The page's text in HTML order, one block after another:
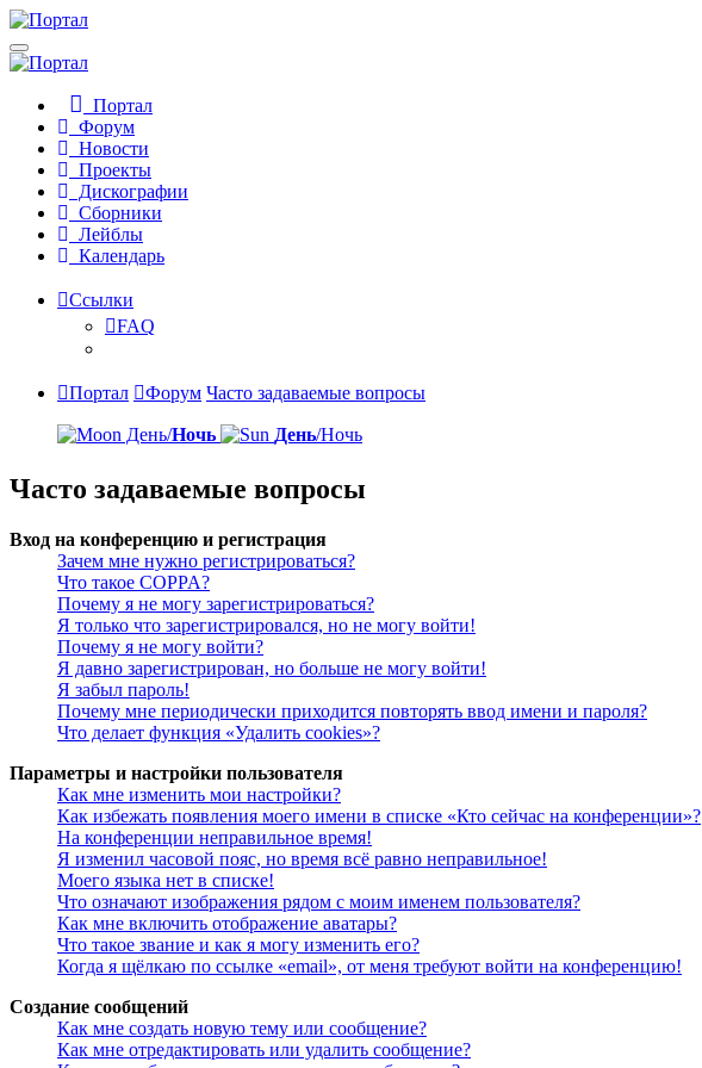
Портал
Форум
Новости
Проекты
Дискографии
Сборники
Лейблы
Календарь
Ссылки
FAQ
Портал Форум Часто задаваемые вопросы
День/Ночь День/Ночь
Часто задаваемые вопросы
Вход на конференцию и регистрация
Зачем мне нужно регистрироваться?
Что такое COPPA?
Почему я не могу зарегистрироваться?
Я только что зарегистрировался, но не могу войти!
Почему я не могу войти?
Я давно зарегистрирован, но больше не могу войти!
Я забыл пароль!
Почему мне периодически приходится повторять ввод имени и пароля?
Что делает функция «Удалить cookies»?
Параметры и настройки пользователя
Как мне изменить мои настройки?
Как избежать появления моего имени в списке «Кто сейчас на конференции»?
На конференции неправильное время!
Я изменил часовой пояс, но время всё равно неправильное!
Моего языка нет в списке!
Что означают изображения рядом с моим именем пользователя?
Как мне включить отображение аватары?
Что такое звание и как я могу изменить его?
Когда я щёлкаю по ссылке «email», от меня требуют войти на конференцию!
Создание сообщений
Как мне создать новую тему или сообщение?
Как мне отредактировать или удалить сообщение?